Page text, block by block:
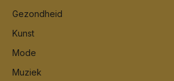
Gezondheid
Kunst
Mode
Muziek